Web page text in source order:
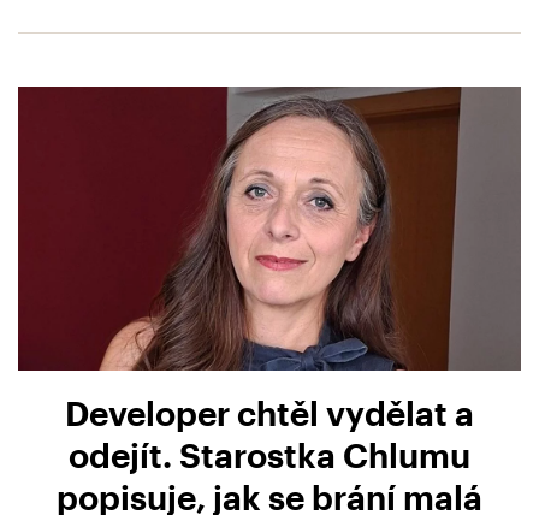
Developer chtěl vydělat a
odejít. Starostka Chlumu
popisuje, jak se brání malá